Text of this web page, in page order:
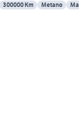
300000 Km Metano